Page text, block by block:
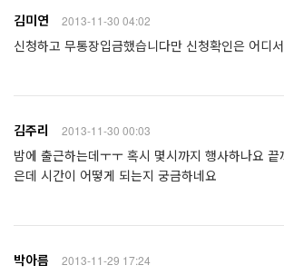
김미연 2013-11-30 04:02
신청하고 무통장입금했습니다만 신청확인은 어디
김주리 2013-11-30 00:03
밤에 출근하는데ㅜㅜ 혹시 몇시까지 행사하나요
은데 시간이 어떻게 되는지 궁금하네요
박아름 2013-11-29 17:24